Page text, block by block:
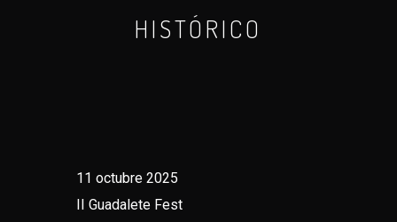
HISTÓRICO
11 octubre 2025
II Guadalete Fest